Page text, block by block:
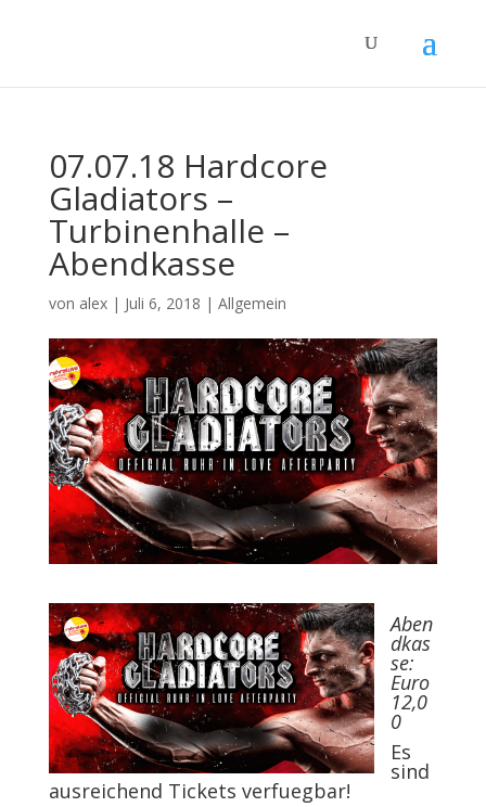
07.07.18 Hardcore
Gladiators –
Turbinenhalle –
Abendkasse
von alex| Juli 6, 2018 | Allgemein
Aben
dkas
se:
Euro
12,0
0
Es
sind
ausreichend Tickets verfuegbar!